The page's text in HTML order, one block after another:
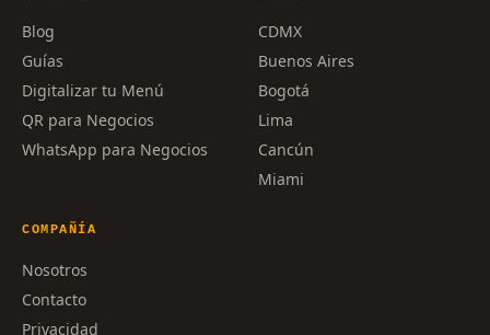
Blog
Guías
Digitalizar tu Menú
QR para Negocios
WhatsApp para Negocios
CDMX
Buenos Aires
Bogotá
Lima
Cancún
Miami
COMPAÑÍA
Nosotros
Contacto
Privacidad